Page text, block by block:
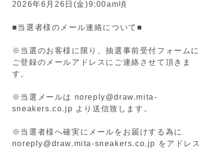
2026年6月26日(金)9:00am頃
■当選者様のメール連絡について■
※当選のお客様に限り、抽選事前受付フォームに
ご登録のメールアドレスにご連絡させて頂きま
す。
※当選メールは noreply@draw.mita-
sneakers.co.jp より送信致します。
※当選者様へ確実にメールをお届けする為に
noreply@draw.mita-sneakers.co.jp をアドレス